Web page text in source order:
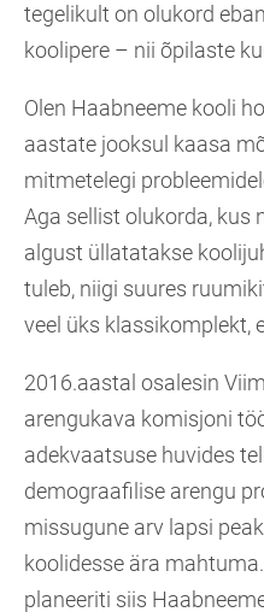
tegelikult on olukord
koolipere – nii õpilaste
Olen Haabneeme kooli
aastate jooksul kaasa
mitmetelegi
Aga sellist olukorda, kus
algust üllatatakse
tuleb, niigi suures
veel üks klassikomplekt,
2016.aastal osalesin
arengukava komisjoni
adekvaatsuse huvides
demograafilise arengu
missugune arv lapsi
koolidesse ära
planeeriti siis